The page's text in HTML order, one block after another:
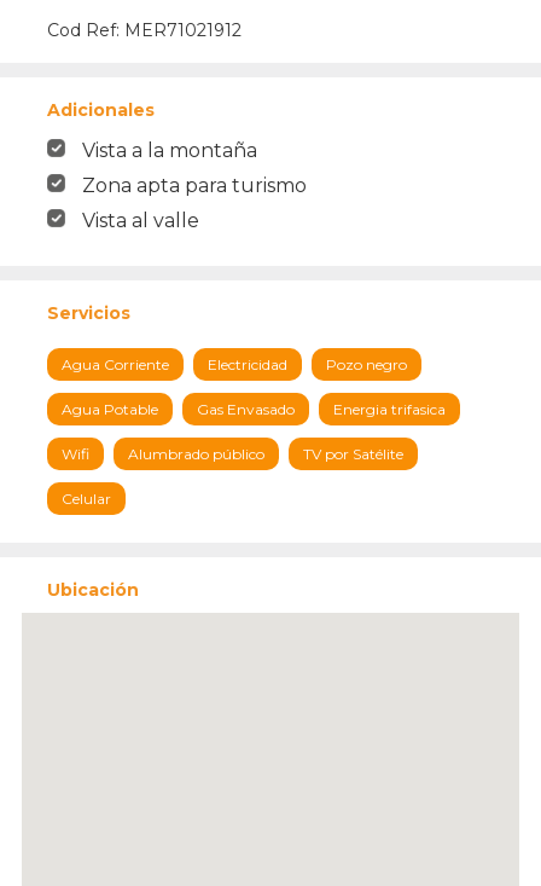
Cod Ref: MER71021912
Adicionales
Vista a la montaña
Zona apta para turismo
Vista al valle
Servicios
Agua Corriente Electricidad Pozo negro
Agua Potable Gas Envasado Energia trifasica
Wifi Alumbrado público TV por Satélite
Celular
Ubicación